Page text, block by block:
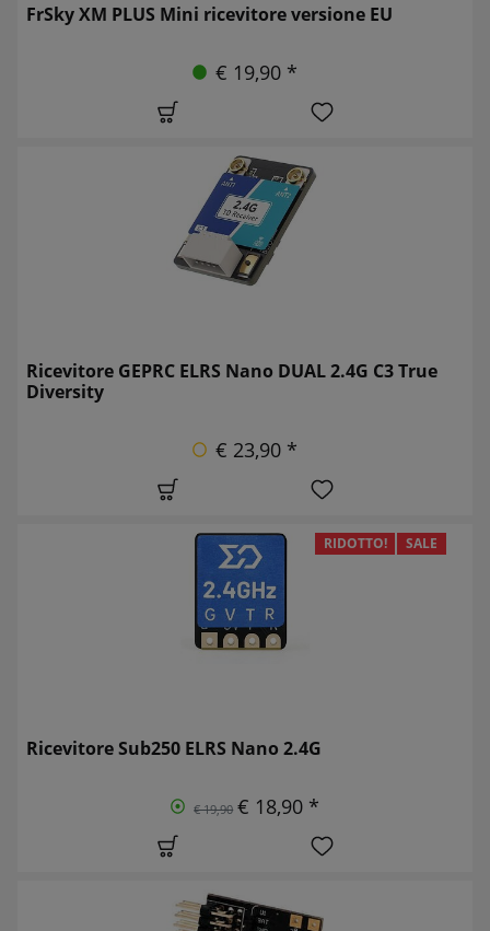
FrSky XM PLUS Mini ricevitore versione EU
€ 19,90 *
Ricevitore GEPRC ELRS Nano DUAL 2.4G C3 True
Diversity
€ 23,90 *
RIDOTTO! SALE
Ricevitore Sub250 ELRS Nano 2.4G
€ 19,90 € 18,90 *